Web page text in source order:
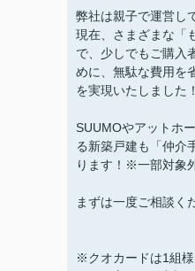
弊社は親子で運営し
現在、さまざまな「
で、少しでもご購入
めに、無駄な費用を
を実現いたしました！
SUUMOやアットホ
る新築戸建も「仲介
ります！※一部対象
まずは一度ご相談く
※クオカードは1組